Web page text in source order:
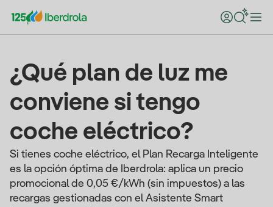
¿Qué plan de luz me
conviene si tengo
coche eléctrico?
Si tienes coche eléctrico, el Plan Recarga Inteligente
es la opción óptima de Iberdrola: aplica un precio
promocional de 0,05 €/kWh (sin impuestos) a las
recargas gestionadas con el Asistente Smart